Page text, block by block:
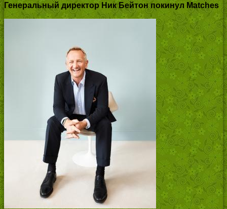
Генеральный директор Ник Бейтон покинул Matches